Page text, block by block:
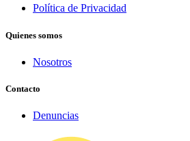
Política de Privacidad
Quienes somos
Nosotros
Contacto
Denuncias